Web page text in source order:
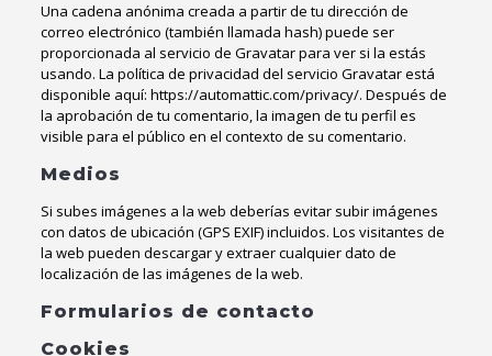
Una cadena anónima creada a partir de tu dirección de
correo electrónico (también llamada hash) puede ser
proporcionada al servicio de Gravatar para ver si la estás
usando. La política de privacidad del servicio Gravatar está
disponible aquí: https://automattic.com/privacy/. Después de
la aprobación de tu comentario, la imagen de tu perfil es
visible para el público en el contexto de su comentario.
Medios
Si subes imágenes a la web deberías evitar subir imágenes
con datos de ubicación (GPS EXIF) incluidos. Los visitantes de
la web pueden descargar y extraer cualquier dato de
localización de las imágenes de la web.
Formularios de contacto
Cookies